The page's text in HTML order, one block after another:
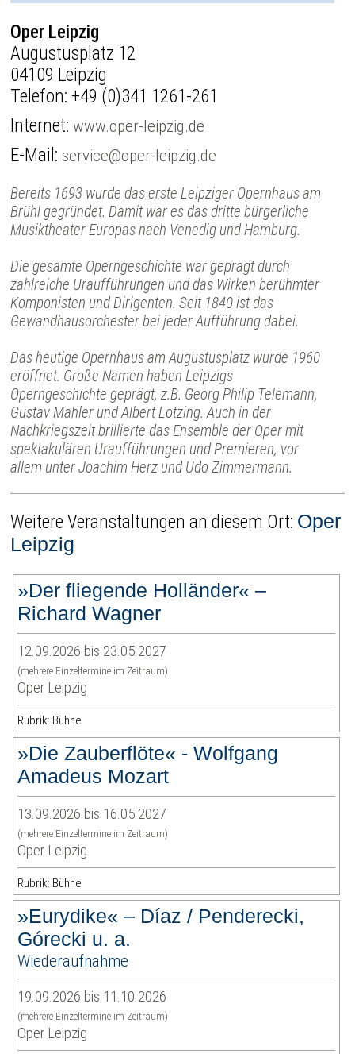
Oper Leipzig
Augustusplatz 12
04109 Leipzig
Telefon: +49 (0)341 1261-261
Internet:www.oper-leipzig.de
E-Mail: service@oper-leipzig.de
Bereits 1693 wurde das erste Leipziger Opernhaus am
Brühl gegründet. Damit war es das dritte bürgerliche
Musiktheater Europas nach Venedig und Hamburg.
Die gesamte Operngeschichte war geprägt durch
zahlreiche Uraufführungen und das Wirken berühmter
Komponisten und Dirigenten. Seit 1840 ist das
Gewandhausorchester bei jeder Aufführung dabei.
Das heutige Opernhaus am Augustusplatz wurde 1960
eröffnet. Große Namen haben Leipzigs
Operngeschichte geprägt, z.B. Georg Philip Telemann,
Gustav Mahler und Albert Lotzing. Auch in der
Nachkriegszeit brillierte das Ensemble der Oper mit
spektakulären Uraufführungen und Premieren, vor
allem unter Joachim Herz und Udo Zimmermann.
Weitere Veranstaltungen an diesem Ort: Oper
Leipzig
»Der fliegende Holländer« –
Richard Wagner
12.09.2026 bis 23.05.2027
(mehrere Einzeltermine im Zeitraum)
Oper Leipzig
Rubrik: Bühne
»Die Zauberflöte« - Wolfgang
Amadeus Mozart
13.09.2026 bis 16.05.2027
(mehrere Einzeltermine im Zeitraum)
Oper Leipzig
Rubrik: Bühne
»Eurydike« – Díaz / Penderecki,
Górecki u. a.
Wiederaufnahme
19.09.2026 bis 11.10.2026
(mehrere Einzeltermine im Zeitraum)
Oper Leipzig